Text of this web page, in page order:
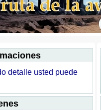
detalle usted puede